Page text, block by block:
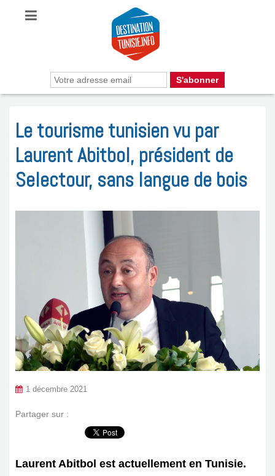
Le tourisme tunisien vu par
Laurent Abitbol, président de
Selectour, sans langue de bois
1 décembre 2021
Partager sur :
Laurent Abitbol est actuellement en Tunisie.